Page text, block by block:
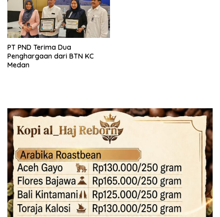
PT PND Terima Dua
Penghargaan dari BTN KC
Medan